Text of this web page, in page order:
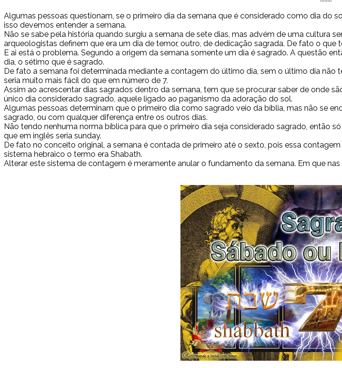
Algumas pessoas questionam, se o primeiro dia da semana que é considerado como dia do
isso devemos entender a semana.
Não se sabe pela história quando surgiu a semana de sete dias, mas advém de uma cultura
arqueologistas definem que era um dia de temor, outro, de dedicação sagrada. De fato o
E ai está o problema. Segundo a origem da semana somente um dia é sagrado. A questão
dia, o sétimo que é sagrado.
De fato a semana foi determinada mediante a contagem do último dia, sem o último dia
seria muito mais fácil do que em número de 7.
Assim ao acrescentar dias sagrados dentro da semana, tem que se procurar saber de onde
único dia considerado sagrado, aquele ligado ao paganismo da adoração do sol.
Algumas pessoas determinam que o primeiro dia como sagrado veio da bíblia, mas não se
sagrado, ou com qualquer diferença entre os outros dias.
Não tendo nenhuma norma bíblica para que o primeiro dia seja considerado sagrado, então
que em inglês seria sunday.
De fato no conceito original, a semana é contada de primeiro até o sexto, pois essa
sistema hebraico o termo era Shabath.
Alterar este sistema de contagem é meramente anular o fundamento da semana. Em que